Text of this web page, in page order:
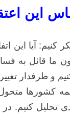
این
کنیم: آیا
قائل به
و طرفدار
کشورها